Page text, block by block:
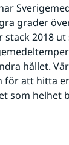
grader
stack 2018
hållet.
för att hitta
som helhet